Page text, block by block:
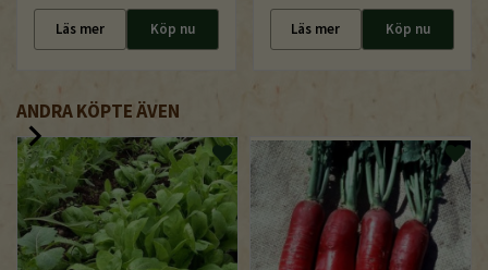
Läs mer Köp nu Läs mer Köp nu
ANDRA KÖPTE ÄVEN